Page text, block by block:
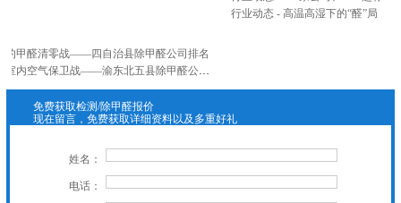
行业动态
？验收和售后才是关键
行业动态 - 从“除甲醛”到“护母婴”
行业动态 - 高温高湿下的“醛”局：